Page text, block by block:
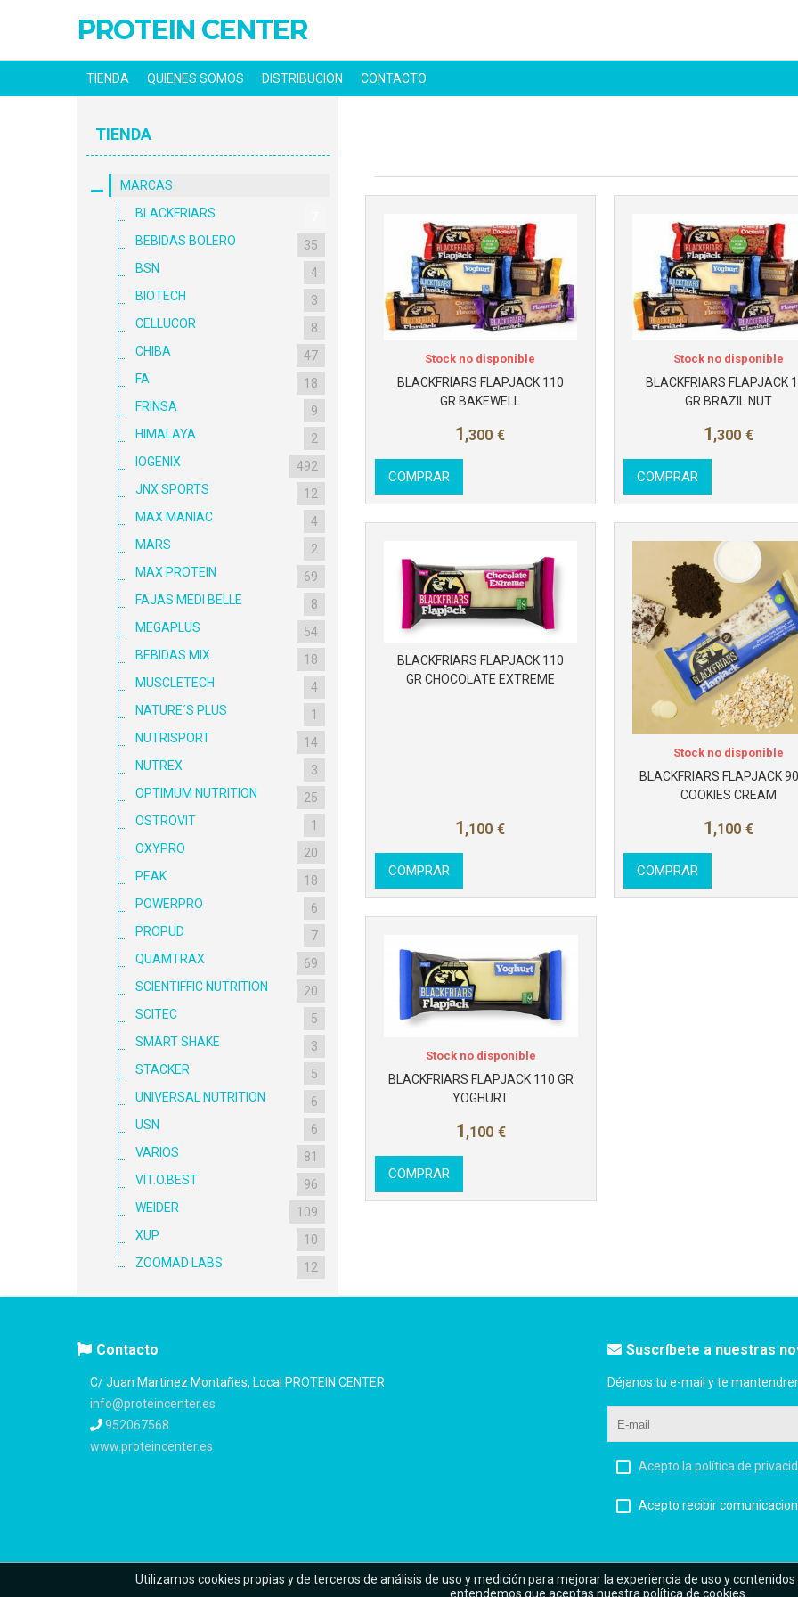
PROTEIN CENTER
TIENDA QUIENES SOMOS DISTRIBUCION CONTACTO
TIENDA
MARCAS
BLACKFRIARS
BEBIDAS BOLERO
35
BSN
4
BIOTECH
3
CELLUCOR
8
CHIBA
47
FA
18
FRINSA
9
HIMALAYA
2
IOGENIX
492
JNX SPORTS
12
MAX MANIAC
4
MARS
2
MAX PROTEIN
69
FAJAS MEDI BELLE
8
MEGAPLUS
54
BEBIDAS MIX
18
MUSCLETECH
4
NATURE´S PLUS
1
NUTRISPORT
14
NUTREX
3
OPTIMUM NUTRITION
25
OSTROVIT
1
OXYPRO
20
PEAK
18
POWERPRO
6
PROPUD
7
QUAMTRAX
69
SCIENTIFFIC NUTRITION
20
SCITEC
5
SMART SHAKE
3
STACKER
5
UNIVERSAL NUTRITION
6
USN
6
VARIOS
81
VIT.O.BEST
96
WEIDER
109
XUP
10
ZOOMAD LABS
12
BLACKFRIARS FLAPJACK 110
GR BAKEWELL
1 ,300 €
Stock no disponible
COMPRAR
BLACKFRIARS FLAPJACK
GR BRAZIL NUT
1 ,300 €
Stock no disponible
COMPRAR
BLACKFRIARS FLAPJACK 110
GR CHOCOLATE EXTREME
1 ,100 €
COMPRAR
BLACKFRIARS FLAPJACK
COOKIES CREAM
1 ,100 €
Stock no disponible
COMPRAR
Más info
BLACKFRIARS FLAPJACK 110 GR
YOGHURT
1 ,100 €
Stock no disponible
COMPRAR
Contacto
C/ Juan Martinez Montañes, Local PROTEIN CENTER
info@proteincenter.es
952067568
www.proteincenter.es
Suscríbete a nuestras
Déjanos tu e-mail y te
Acepto la política de
Acepto recibir
Utilizamos cookies propias y de terceros de análisis de uso y medición para mejorar la experiencia de uso y
entendemos que aceptas nuestra política de cookies.